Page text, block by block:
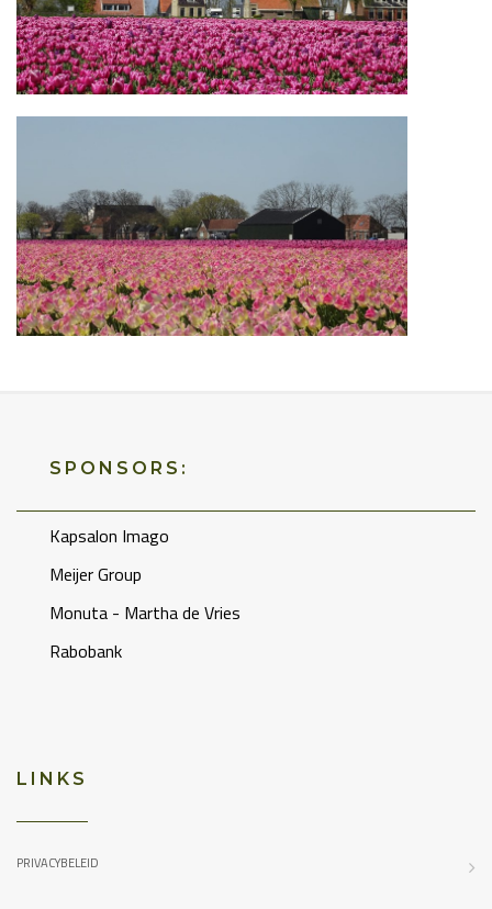
SPONSORS:
Kapsalon Imago
Meijer Group
Monuta - Martha de Vries
Rabobank
LINKS
PRIVACYBELEID